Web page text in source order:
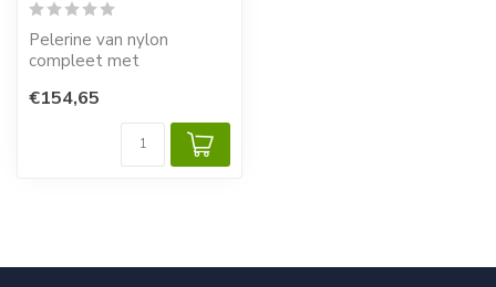
Pelerine van nylon
compleet met
straalhelm NOVA 1 / 3.
€154,65